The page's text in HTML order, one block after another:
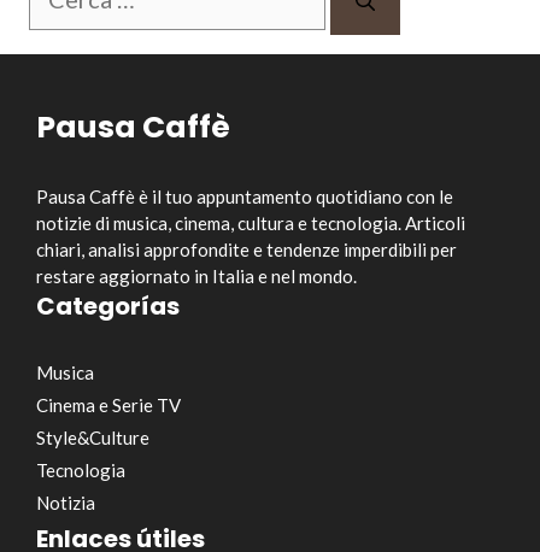
Pausa Caffè
Pausa Caffè è il tuo appuntamento quotidiano con le
notizie di musica, cinema, cultura e tecnologia. Articoli
chiari, analisi approfondite e tendenze imperdibili per
restare aggiornato in Italia e nel mondo.
Categorías
Musica
Cinema e Serie TV
Style&Culture
Tecnologia
Notizia
Enlaces útiles